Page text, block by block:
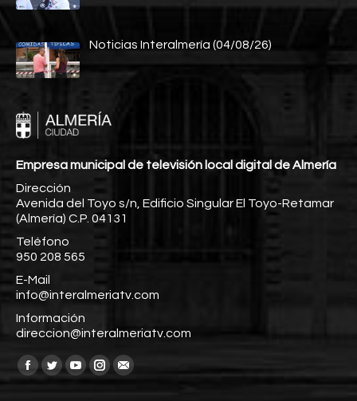
Noticias Interalmería (04/08/26)
Empresa municipal de televisión local digital de Almería
Dirección
Avenida del Toyo s/n, Edificio Singular El Toyo-Retamar
(Almería) C.P. 04131
Teléfono
950 208 565
E-Mail
info@interalmeriatv.com
Información
direccion@interalmeriatv.com
Encuéntranos en:
Facebook
TwitterYouTube
Instagram
Mail